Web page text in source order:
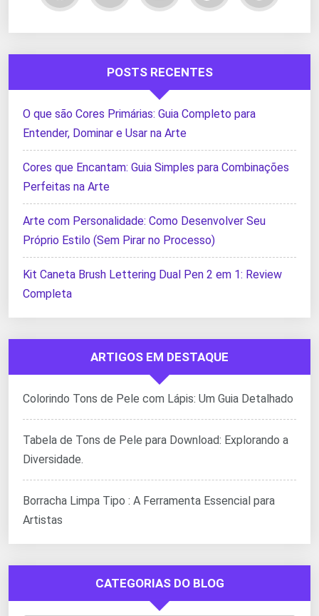
POSTS RECENTES
O que são Cores Primárias: Guia Completo para
Entender, Dominar e Usar na Arte
Cores que Encantam: Guia Simples para Combinações
Perfeitas na Arte
Arte com Personalidade: Como Desenvolver Seu
Próprio Estilo (Sem Pirar no Processo)
Kit Caneta Brush Lettering Dual Pen 2 em 1: Review
Completa
ARTIGOS EM DESTAQUE
Colorindo Tons de Pele com Lápis: Um Guia Detalhado
Tabela de Tons de Pele para Download: Explorando a
Diversidade.
Borracha Limpa Tipo : A Ferramenta Essencial para
Artistas
CATEGORIAS DO BLOG